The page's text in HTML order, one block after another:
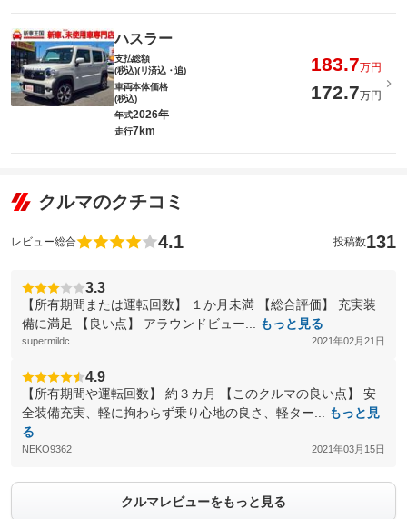
ハスラー
支払総額
(税込)(リ済込・追)
183.7万円
車両本体価格
(税込)
172.7万円
年式2026年
走行7km
クルマのクチコミ
レビュー総合 4.1 投稿数131
3.3
【所有期間または運転回数】 １か月未満 【総合評価】 充実装
備に満足 【良い点】 アラウンドビュー...
もっと見る
supermildc... 2021年02月21日
4.9
【所有期間や運転回数】 約３カ月 【このクルマの良い点】 安
全装備充実、軽に拘わらず乗り心地の良さ、軽ター...
もっと見
る
NEKO9362 2021年03月15日
クルマレビューをもっと見る